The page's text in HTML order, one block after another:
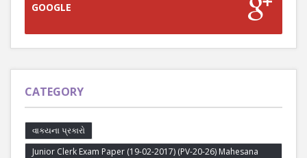
GOOGLE
CATEGORY
વાક્યના પ્રકારો
Junior Clerk Exam Paper (19-02-2017) (PV-20-26) Mahesana